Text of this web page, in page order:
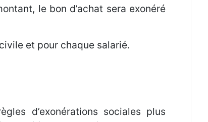
le bon d’achat sera exonéré
et pour chaque salarié.
d’exonérations sociales plus